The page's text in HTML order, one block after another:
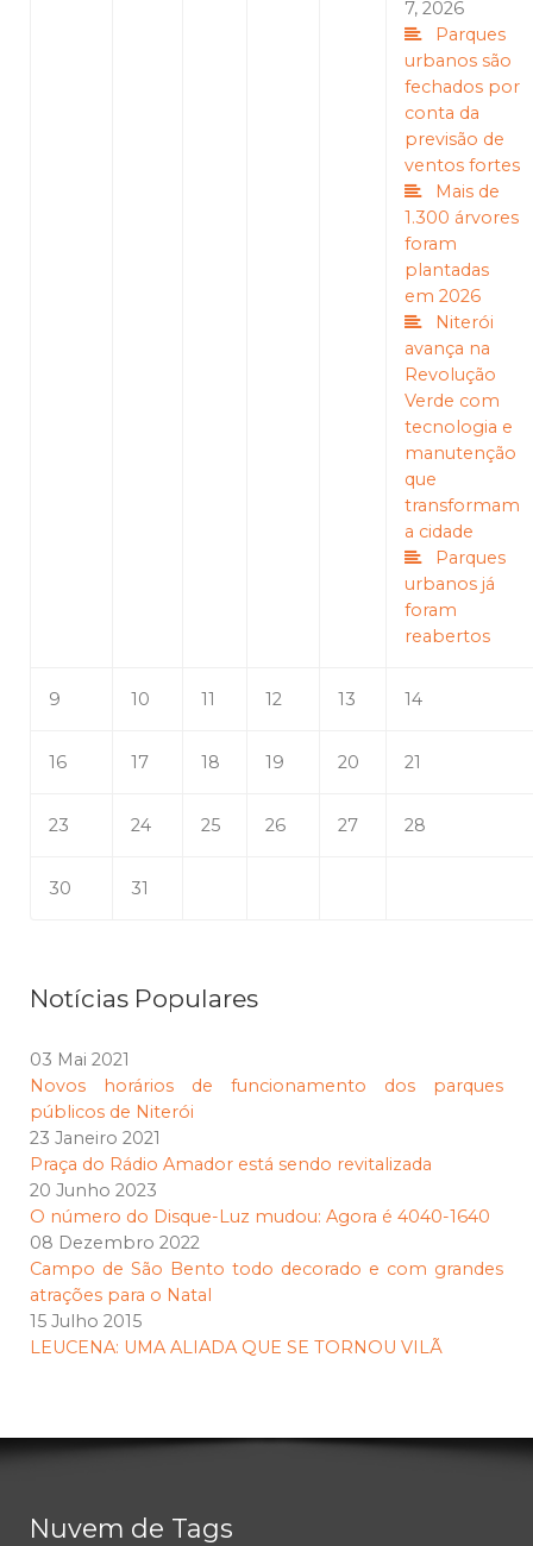
7, 2026
Parques
urbanos são
fechados por
conta da
previsão de
ventos fortes
Mais de
1.300 árvores
foram
plantadas
em 2026
Niterói
avança na
Revolução
Verde com
tecnologia e
manutenção
que
transformam
a cidade
Parques
urbanos já
foram
reabertos
9 10 11 12 13 14
16 17 18 19 20 21
23 24 25 26 27 28
30 31
Notícias Populares
03 Mai 2021
Novos horários de funcionamento dos parques
públicos de Niterói
23 Janeiro 2021
Praça do Rádio Amador está sendo revitalizada
20 Junho 2023
O número do Disque-Luz mudou: Agora é 4040-1640
08 Dezembro 2022
Campo de São Bento todo decorado e com grandes
atrações para o Natal
15 Julho 2015
LEUCENA: UMA ALIADA QUE SE TORNOU VILÃ
Nuvem de Tags